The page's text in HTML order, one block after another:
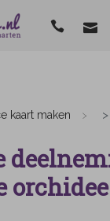
kaart maken